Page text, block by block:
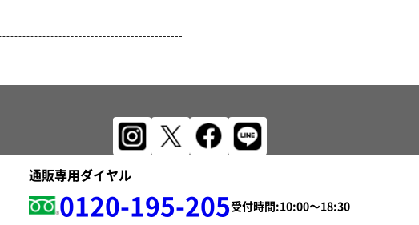
通販専用ダイヤル
0120-195-205受付時間: